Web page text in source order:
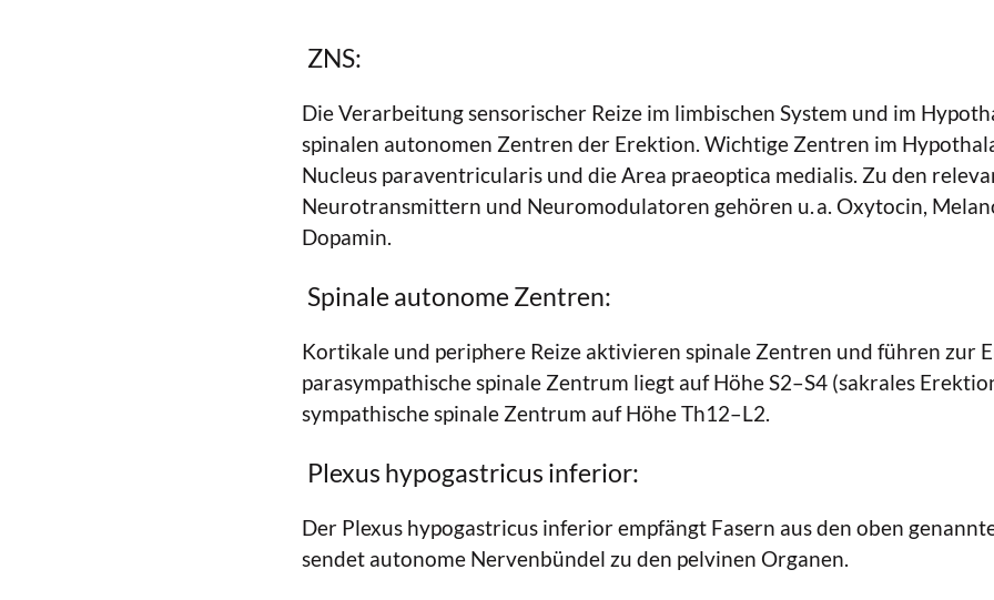
ZNS:
Die Verarbeitung sensorischer Reize im limbischen System und im
spinalen autonomen Zentren der Erektion. Wichtige Zentren im
Nucleus paraventricularis und die Area praeoptica medialis. Zu den
Neurotransmittern und Neuromodulatoren gehören u. a. Oxytocin,
Dopamin.
Spinale autonome Zentren:
Kortikale und periphere Reize aktivieren spinale Zentren und führen zur
parasympathische spinale Zentrum liegt auf Höhe S2–S4 (sakrales
sympathische spinale Zentrum auf Höhe Th12–L2.
Plexus hypogastricus inferior:
Der Plexus hypogastricus inferior empfängt Fasern aus den oben
sendet autonome Nervenbündel zu den pelvinen Organen.